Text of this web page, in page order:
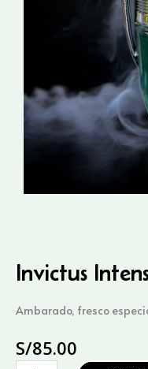
Invictus
Ambarado, fresco
S/85.00